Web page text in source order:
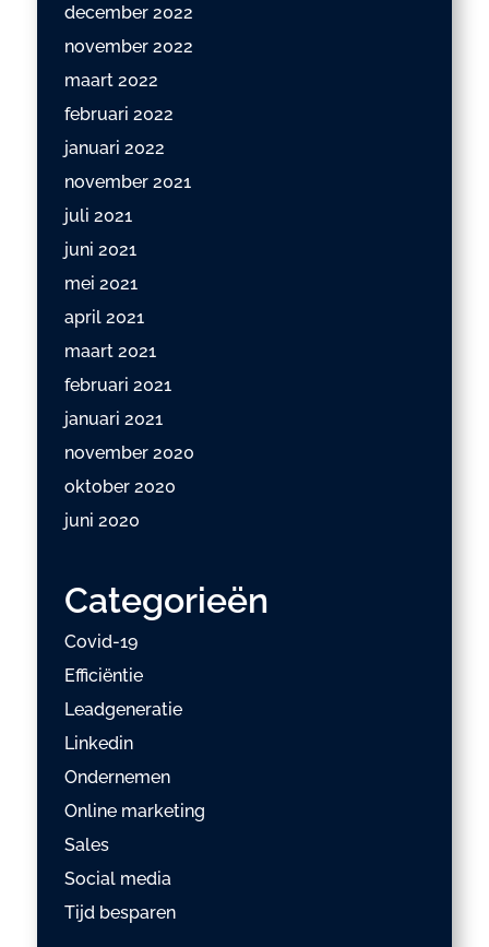
december 2022
november 2022
maart 2022
februari 2022
januari 2022
november 2021
juli 2021
juni 2021
mei 2021
april 2021
maart 2021
februari 2021
januari 2021
november 2020
oktober 2020
juni 2020
Categorieën
Covid-19
Efficiëntie
Leadgeneratie
Linkedin
Ondernemen
Online marketing
Sales
Social media
Tijd besparen